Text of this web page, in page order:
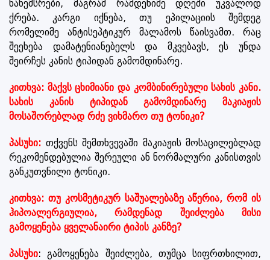
ნანემსრები, მაგრამ რამდენიმე დღეში უკვალოდ
ქრება. კარგი იქნება, თუ ეპილაციის შემდეგ
რომელიმე ანტისეპტიკურ მალამოს წაისვამთ. რაც
შეეხება დამატენიანებელს და მკვებავს, ეს უნდა
შეირჩეს კანის ტიპიდან გამომდინარე.
კითხვა: მაქვს ცხიმიანი და კომბინირებული სახის კანი.
სახის კანის ტიპიდან გამომდინარე მაკიაჟის
მოსაშორებლად რძე ვიხმარო თუ ტონიკი?
პასუხი: თქვენს შემთხვევაში მაკიაჟის მოსაცილებლად
რეკომენდებულია შერეული ან ნორმალური კანისთვის
განკუთვნილი ტონიკი.
კითხვა: თუ კოსმეტიკურ საშუალებაზე აწერია, რომ ის
ჰიპოალერგიულია, რამდენად შეიძლება მისი
გამოყენება ყველანაირი ტიპის კანზე?
პასუხი: გამოყენება შეიძლება, თუმცა სიფრთხილით,